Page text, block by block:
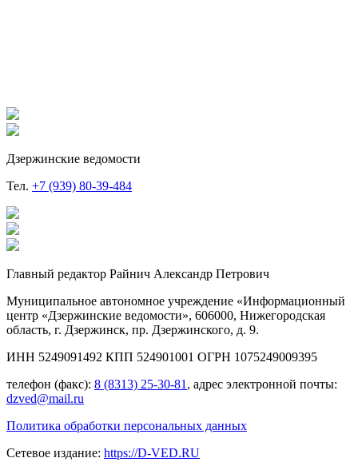
Дзержинские ведомости
Тел. +7 (939) 80-39-484
Главный редактор Райнич Александр Петрович
Муниципальное автономное учреждение «Информационный
центр «Дзержинские ведомости», 606000, Нижегородская
область, г. Дзержинск, пр. Дзержинского, д. 9.
ИНН 5249091492 КПП 524901001 ОГРН 1075249009395
телефон (факс): 8 (8313) 25-30-81 , адрес электронной почты:
dzved@mail.ru
Политика обработки персональных данных
Сетевое издание: https://D-VED.RU